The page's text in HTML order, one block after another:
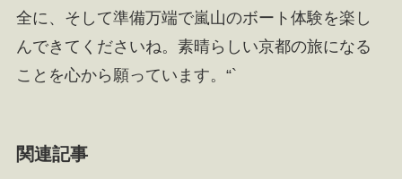
全に、そして準備万端で嵐山のボート体験を楽し
んできてくださいね。素晴らしい京都の旅になる
ことを心から願っています。“`
関連記事